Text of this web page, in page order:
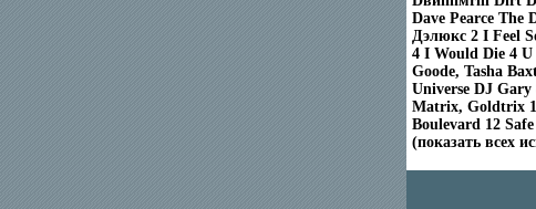
Dave Pearce The
Дэлюкс 2 I Feel
4 I Would Die 4
Goode, Tasha
Universe DJ
Matrix, Goldtrix
Boulevard 12
(показать всех